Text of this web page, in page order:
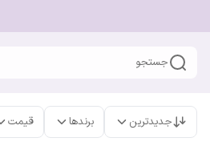
جستجو
جدیدترین برندها قیمت